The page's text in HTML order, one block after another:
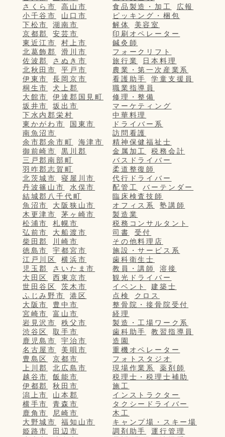
さくら市
高山市
小千谷市
山口市
下松市
湖南市
京都郡
安芸市
東近江市
村上市
北葛飾郡
滑川市
佐波郡
さぬき市
北秋田市
平戸市
伊東市
長岡京市
桐生市
犬上郡
大館市
伊達郡国見町
坂井市
坂出市
下水内郡栄村
東かがわ市
国東市
南魚沼市
余市郡余市町
海津市
御前崎市
黒川郡
三戸郡南部町
羽咋郡志賀町
北茨城市
寝屋川市
丹波篠山市
水俣市
結城郡八千代町
魚沼市
大阪狭山市
木更津市
茅ヶ崎市
松浦市
札幌市
弘前市
大船渡市
柴田郡
川崎市
徳島市
宇都宮市
江戸川区
横浜市
児玉郡
さいたま市
大田区
西東京市
世田谷区
茨木市
ふじみ野市
港区
大阪市
豊中市
宮崎市
富山市
岩見沢市
秩父市
渋谷区
取手市
鹿児島市
宇治市
名古屋市
美唄市
豊島区
京都市
上川郡
北広島市
越谷市
飯能市
伊都郡
秋田市
潟上市
山本郡
横手市
青森市
鹿角市
尼崎市
大野城市
福知山市
姫路市
田辺市
食品製造・加工
広報
ピッキング・梱包
解体
美容室
印刷オペレーター
鍼灸師
フォークリフト
旅行業
日本料理
農業・第一次産業系
看護助手
学童支援員
職業指導員
修理・整備
マーケティング
中華料理
ドライバー系
訪問看護
精神保健福祉士
金属加工
税務会計
バスドライバー
柔道整復師
代行ドライバー
配管工
バーテンダー
臨床検査技師
オフィス系
塾講師
製造業
税務コンサルタント
司書
受付
その他料理店
施設・サービス系
歯科衛生士
教員・講師
溶接
観光ドライバー
イベント
建築士
点検
クロス
整骨院・接骨院受付
経理
製造・工場ワーク系
歯科助手
教習指導員
造園
重機オペレーター
フォトスタジオ
現場作業系
薬剤師
税理士・税理士補助
施工
インストラクター
タクシードライバー
木工
キャンプ場・スキー場
調剤助手
運行管理